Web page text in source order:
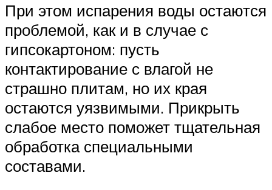
При этом испарения воды остаются
проблемой, как и в случае с
гипсокартоном: пусть
контактирование с влагой не
страшно плитам, но их края
остаются уязвимыми. Прикрыть
слабое место поможет тщательная
обработка специальными
составами.